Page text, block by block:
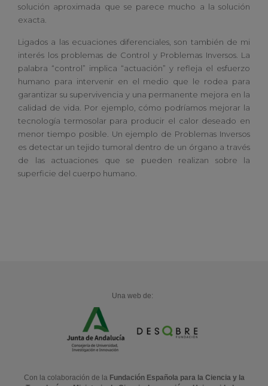
solución aproximada que se parece mucho a la solución
exacta.
Ligados a las ecuaciones diferenciales, son también de mi
interés los problemas de Control y Problemas Inversos. La
palabra “control” implica “actuación” y refleja el esfuerzo
humano para intervenir en el medio que le rodea para
garantizar su supervivencia y una permanente mejora en la
calidad de vida. Por ejemplo, cómo podríamos mejorar la
tecnología termosolar para producir el calor deseado en
menor tiempo posible. Un ejemplo de Problemas Inversos
es detectar un tejido tumoral dentro de un órgano a través
de las actuaciones que se pueden realizan sobre la
superficie del cuerpo humano.
Una web de:
Con la colaboración de la Fundación Española para la Ciencia y la